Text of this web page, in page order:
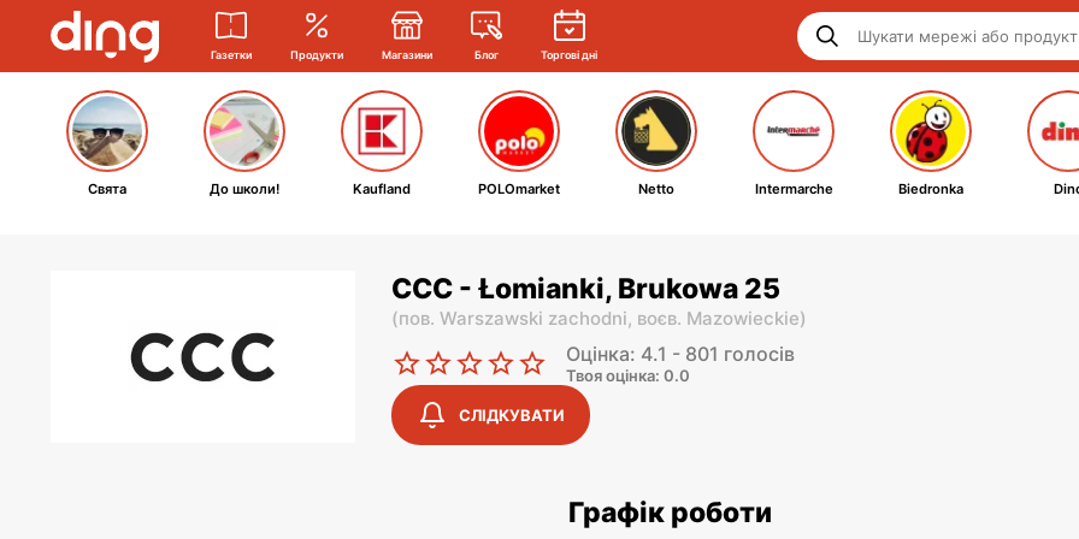
Газетки Продукти Магазини Блог Торгові дні
Свята До школи! Kaufland POLOmarket Netto Intermarche Biedronka
CCC - Łomianki, Brukowa 25
(пов. Warszawski zachodni, воєв. Mazowieckie)
Оцінка: 4.1 - 801 голосів
Твоя оцінка: 0.0
СЛІДКУВАТИ
Графік роботи